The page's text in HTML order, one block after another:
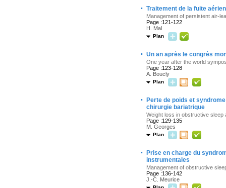
· Traitement de la fuite
Management of persistent air-
Page :121-122
H. Mal
Plan
· Un an après le congrès
One year after the world
Page :123-128
A. Boucly
Plan
·
Perte de poids et
chirurgie bariatrique
Weight loss in obstructive
Page :129-135
M. Georges
Plan
·
Prise en charge du
instrumentales
Management of obstructive
Page :136-142
J.-C. Meurice